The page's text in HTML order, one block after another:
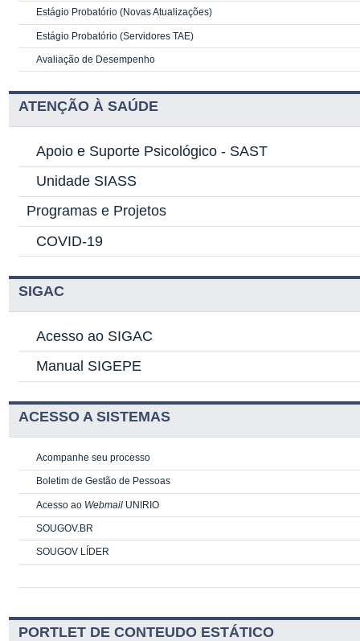
Estágio Probatório (Novas Atualizações)
Estágio Probatório (Servidores TAE)
Avaliação de Desempenho
ATENÇÃO À SAÚDE
Apoio e Suporte Psicológico - SAST
Unidade SIASS
Programas e Projetos
COVID-19
SIGAC
Acesso ao SIGAC
Manual SIGEPE
ACESSO A SISTEMAS
Acompanhe seu processo
Boletim de Gestão de Pessoas
Acesso ao Webmail UNIRIO
SOUGOV.BR
SOUGOV LÍDER
PORTLET DE CONTEUDO ESTÁTICO